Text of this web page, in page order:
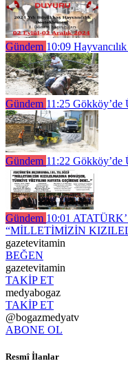
Gündem 10:09
Gündem 11:25 Gökköy’de
Gündem 11:22 Gökköy’de
Gündem 10:01
“MİLLETİMİZİN
gazetevitamin
BEĞEN
gazetevitamin
TAKİP ET
medyabogaz
TAKİP ET
@bogazmedyatv
ABONE OL
Resmî İlanlar